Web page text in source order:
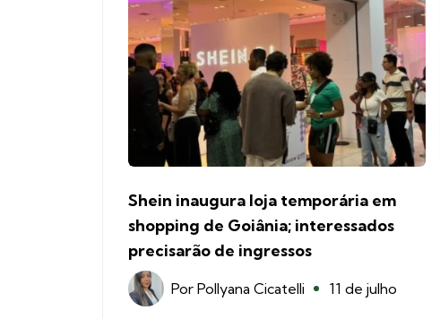
Shein inaugura loja temporária em
shopping de Goiânia; interessados
precisarão de ingressos
Por Pollyana Cicatelli 11 de julho